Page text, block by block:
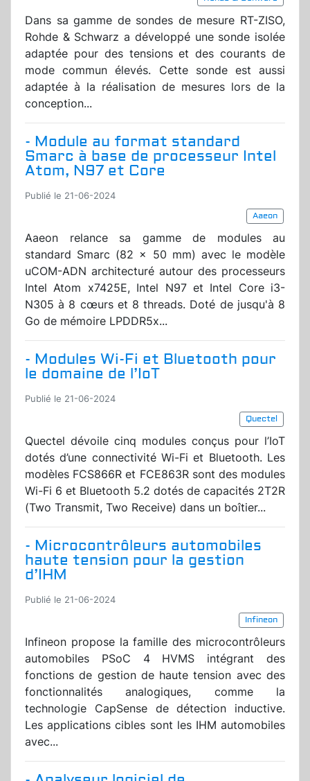
Dans sa gamme de sondes de mesure RT-ZISO,
Rohde & Schwarz a développé une sonde isolée
adaptée pour des tensions et des courants de
mode commun élevés. Cette sonde est aussi
adaptée à la réalisation de mesures lors de la
conception...
- Module au format standard
Smarc à base de processeur Intel
Atom, N97 et Core
Publié le 21-06-2024
Aaeon
Aaeon relance sa gamme de modules au
standard Smarc (82 x 50 mm) avec le modèle
uCOM-ADN architecturé autour des processeurs
Intel Atom x7425E, Intel N97 et Intel Core i3-
N305 à 8 cœurs et 8 threads. Doté de jusqu'à 8
Go de mémoire LPDDR5x...
- Modules Wi-Fi et Bluetooth pour
le domaine de l’IoT
Publié le 21-06-2024
Quectel
Quectel dévoile cinq modules conçus pour l’IoT
dotés d’une connectivité Wi-Fi et Bluetooth. Les
modèles FCS866R et FCE863R sont des modules
Wi-Fi 6 et Bluetooth 5.2 dotés de capacités 2T2R
(Two Transmit, Two Receive) dans un boîtier...
- Microcontrôleurs automobiles
haute tension pour la gestion
d’IHM
Publié le 21-06-2024
Infineon
Infineon propose la famille des microcontrôleurs
automobiles PSoC 4 HVMS intégrant des
fonctions de gestion de haute tension avec des
fonctionnalités analogiques, comme la
technologie CapSense de détection inductive.
Les applications cibles sont les IHM automobiles
avec...